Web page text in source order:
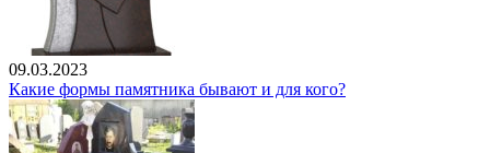
09.03.2023
Какие формы памятника бывают и для кого?